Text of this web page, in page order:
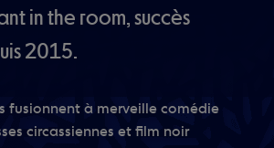
in the room, succès
2015.
fusionnent à merveille comédie
circassiennes et film noir